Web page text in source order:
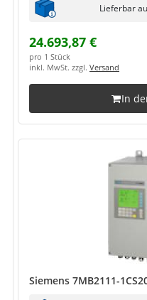
Lieferbar
24.693,87 €
pro 1 Stück
inkl. MwSt. zzgl. Versand
In
Siemens 7MB2111-